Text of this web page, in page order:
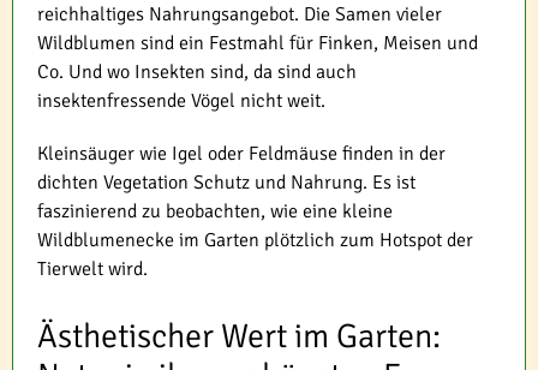
reichhaltiges Nahrungsangebot. Die Samen vieler
Wildblumen sind ein Festmahl für Finken, Meisen und
Co. Und wo Insekten sind, da sind auch
insektenfressende Vögel nicht weit.
Kleinsäuger wie Igel oder Feldmäuse finden in der
dichten Vegetation Schutz und Nahrung. Es ist
faszinierend zu beobachten, wie eine kleine
Wildblumenecke im Garten plötzlich zum Hotspot der
Tierwelt wird.
Ästhetischer Wert im Garten: